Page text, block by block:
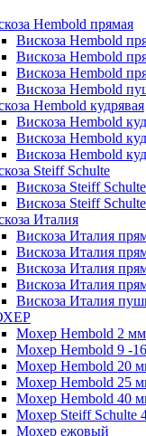
Hembold прямая
Вискоза Hembold
Вискоза Hembold
Вискоза Hembold
Вискоза Hembold
Hembold кудрявая
Вискоза Hembold
Вискоза Hembold
Вискоза Hembold
Steiff Schulte
Вискоза Steiff
Вискоза Steiff
Италия
Вискоза Италия
Вискоза Италия
Вискоза Италия
Вискоза Италия
Вискоза Италия
Мохер Hembold 2 мм
Мохер Hembold 9 -
Мохер Hembold 20
Мохер Hembold 25
Мохер Hembold 40
Мохер Steiff Schulte
Мохер ежовый